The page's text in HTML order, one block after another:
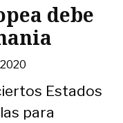
debe
Estados
para